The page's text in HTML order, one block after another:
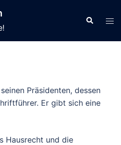
Suche
Präsidenten, dessen
Er gibt sich eine
Hausrecht und die